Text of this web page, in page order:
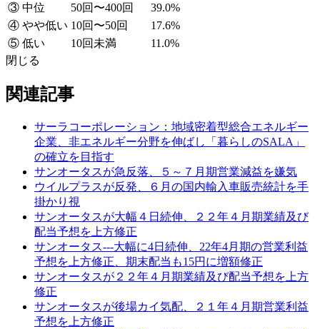
③ 中位
50回〜400回
39.0%
④ やや低い 10回〜50回
17.6%
⑤ 低い
10回未満
11.0%
閉じる
関連記事
サーラコーポレーション：地域密着型総合エネルギー
企業、非エネルギー分野を伸ばし「暮らしのSALA」
の確立を目指す
サンオータスが急反落、５～７月期営業減益を嫌気
ウイルプラスが反発、６月の国内輸入車販売統計を手
掛かり視
サンオータスが大幅４日続伸、２２年４月期業績及び
配当予想を上方修正
サンオータス---大幅に4日続伸、22年4月期の営業利益
予想を上方修正、期末配当も15円に増額修正
サンオータスが２２年４月期業績及び配当予想を上方
修正
サンオータスが後場カイ気配、２１年４月期営業利益
予想を上方修正